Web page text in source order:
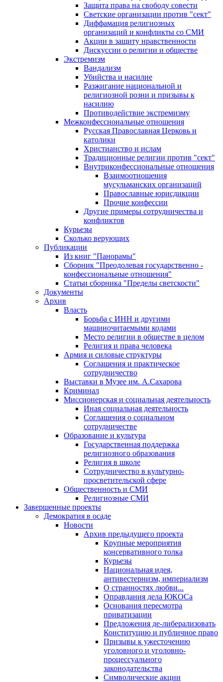
Защита права на свободу совести
Светские организации против "сект"
Диффамация религиозных
организаций и конфликты со СМИ
Акции в защиту нравственности
Дискуссии о религии и обществе
Экстремизм
Вандализм
Убийства и насилие
Разжигание национальной и
религиозной розни и призывы к
насилию
Противодействие экстремизму
Межконфессиональные отношения
Русская Православная Церковь и
католики
Христианство и ислам
Традиционные религии против "сект"
Внутриконфессиональные отношения
Взаимоотношения
мусульманских организаций
Православные юрисдикции
Прочие конфессии
Другие примеры сотрудничества и
конфликтов
Курьезы
Сколько верующих
Публикации
Из книг "Панорамы"
Сборник "Преодолевая государственно -
конфессиональные отношения"
Статьи сборника "Пределы светскости"
Документы
Архив
Власть
Борьба с ИНН и другими
машиночитаемыми кодами
Место религии в обществе в целом
Религия и права человека
Армия и силовые структуры
Соглашения и практическое
сотрудничество
Выставки в Музее им. А.Сахарова
Криминал
Миссионерская и социальная деятельность
Иная социальная деятельность
Соглашения о социальном
сотрудничестве
Образование и культура
Государственная поддержка
религиозного образования
Религия в школе
Сотрудничество в культурно-
просветительской сфере
Общественность и СМИ
Религиозные СМИ
Завершенные проекты
Демократия в осаде
Новости
Архив предыдущего проекта
Крупные мероприятия
консервативного толка
Курьезы
Национальная идея,
антивестернизм, империализм
О странностях любви...
Оправдания дела ЮКОСа
Основания пересмотра
приватизации
Предложения де-либерализовать
Конституцию и публичное право
Призывы к ужесточению
уголовного и уголовно-
процессуального
законодательства
Символические акции